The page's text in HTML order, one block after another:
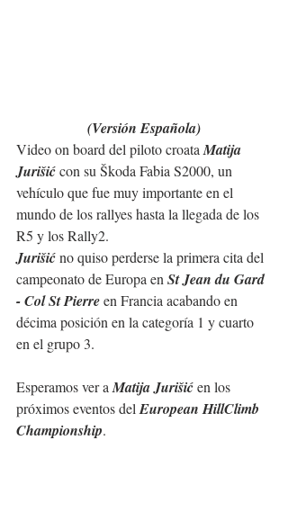
(Versión Española)
Video on board del piloto croata Matija
Jurišić con su Škoda Fabia S2000, un
vehículo que fue muy importante en el
mundo de los rallyes hasta la llegada de los
R5 y los Rally2.
Jurišić no quiso perderse la primera cita del
campeonato de Europa en St Jean du Gard
- Col St Pierre en Francia acabando en
décima posición en la categoría 1 y cuarto
en el grupo 3.
Esperamos ver a Matija Jurišić en los
próximos eventos del European HillClimb
Championship.